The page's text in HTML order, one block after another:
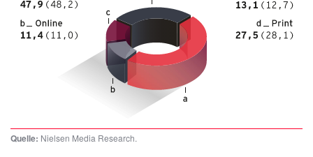
Quelle: Nielsen Media Research.